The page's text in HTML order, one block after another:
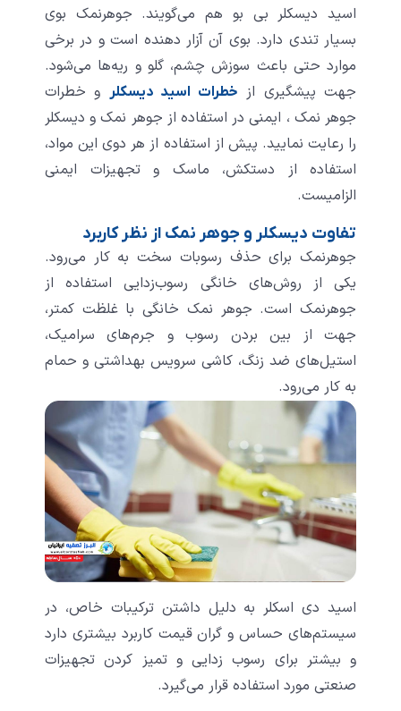
اسید دیسکلر بی بو هم می‌گویند. جوهرنمک بوی
بسیار تندی دارد. بوی آن آزار دهنده است و در برخی
موارد حتی باعث سوزش چشم، گلو و ریه‌ها می‌شود.
جهت پیشگیری از خطرات اسید دیسکلر
و خطرات
جوهر نمک ، ایمنی در استفاده از جوهر نمک و دیسکلر
را رعایت نمایید. پیش از استفاده از هر دوی این مواد،
استفاده از دستکش، ماسک و تجهیزات ایمنی
الزامیست.
تفاوت دیسکلر و جوهر نمک از نظر کاربرد
جوهرنمک برای حذف رسوبات سخت به کار می‌رود.
یکی از روش‌های خانگی رسوب‌زدایی استفاده از
جوهرنمک است. جوهر نمک خانگی با غلظت کمتر،
جهت از بین بردن رسوب و جرم‌های سرامیک،
استیل‌های ضد زنگ، کاشی سرویس بهداشتی و حمام
به کار می‌رود.
اسید دی اسکلر به دلیل داشتن ترکیبات خاص، در
سیستم‌های حساس و گران قیمت کاربرد بیشتری دارد
و بیشتر برای رسوب ‌زدایی و تمیز کردن تجهیزات
صنعتی مورد استفاده قرار می‌گیرد.